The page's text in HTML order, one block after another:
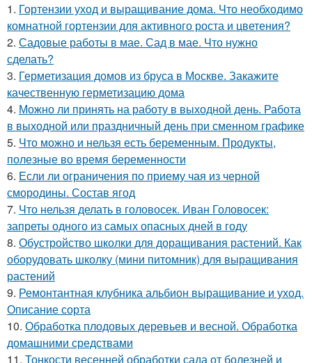
1. Гортензии уход и выращивание дома. Что необходимо
комнатной гортензии для активного роста и цветения?
2. Садовые работы в мае. Сад в мае. Что нужно
сделать?
3. Герметизация домов из бруса в Москве. Закажите
качественную герметизацию дома
4. Можно ли принять на работу в выходной день. Работа
в выходной или праздничный день при сменном графике
5. Что можно и нельзя есть беременным. Продукты,
полезные во время беременности
6. Если ли ограничения по приему чая из черной
смородины. Состав ягод
7. Что нельзя делать в головосек. Иван Головосек:
запреты одного из самых опасных дней в году
8. Обустройство школки для доращивания растений. Как
оборудовать школку (мини питомник) для выращивания
растений
9. Ремонтантная клубника альбион выращивание и уход.
Описание сорта
10. Обработка плодовых деревьев и весной. Обработка
домашними средствами
11. Тонкости весенней обработки сада от болезней и